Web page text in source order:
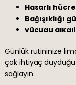
Hasarlı
Bağışıklığı
vücudu
Günlük rutininize
çok ihtiyaç duyduğu
sağlayın.